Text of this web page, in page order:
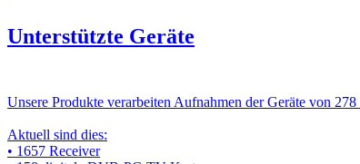
Unterstützte Geräte
Unsere Produkte verarbeiten Aufnahmen der Geräte von 278
Aktuell sind dies:
• 1657 Receiver